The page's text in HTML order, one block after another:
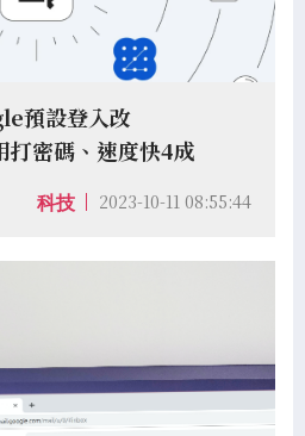
預設登入改
打密碼、速度快4成
科技 2023-10-11 08:55:44